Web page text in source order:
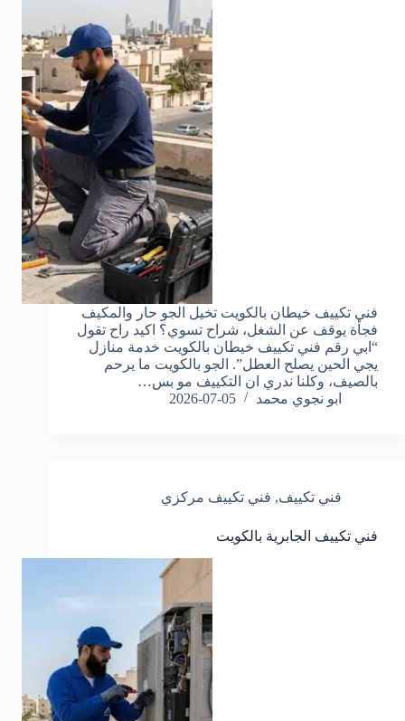
فني تكييف خيطان بالكويت تخيل الجو حار والمكيف
فجأة يوقف عن الشغل، شراح تسوي؟ اكيد راح تقول
“ابي رقم فني تكييف خيطان بالكويت خدمة منازل
يجي الحين يصلح العطل”. الجو بالكويت ما يرحم
بالصيف، وكلنا ندري ان التكييف مو بس…
ابو نجوي محمد
2026-07-05
فني تكييف, فني تكييف مركزي
فني تكييف الجابرية بالكويت